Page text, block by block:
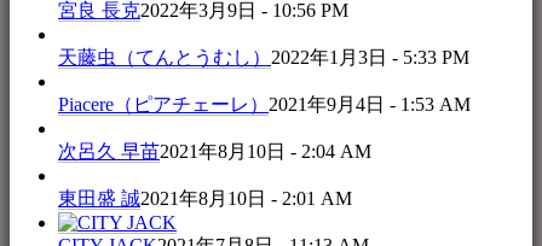
宮良 長克2022年3月9日 - 10:56 PM
天藤虫（てんとうむし） 2022年1月3日 - 5:33 PM
Piacere（ピアチェーレ） 2021年9月4日 - 1:53 AM
次呂久 早苗2021年8月10日 - 2:04 AM
東田盛 誠2021年8月10日 - 2:01 AM